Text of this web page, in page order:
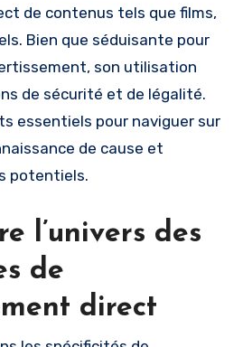
de contenus tels que films,
Bien que séduisante pour
son utilisation
de sécurité et de légalité.
essentiels pour naviguer sur
de cause et
potentiels.
l’univers des
de
direct